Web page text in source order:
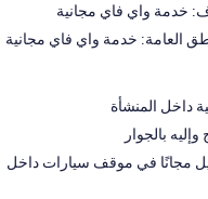
خدمة واي فاي مجانية
العامة: خدمة واي فاي مجانية
داخل المنشأة
بالجوار
مجانًا في موقف سيارات داخل